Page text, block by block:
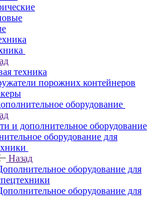
техника
порожних контейнеров
оборудование
и дополнительное оборудование
оборудование для
Назад
оборудование для
оборудование для